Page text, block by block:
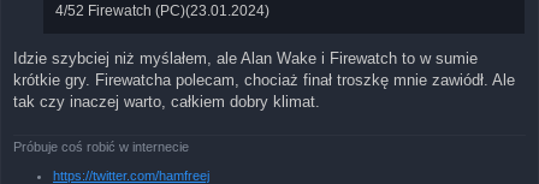
4/52 Firewatch (PC)(23.01.2024)
Idzie szybciej niż myślałem, ale Alan Wake i Firewatch to w sumie
krótkie gry. Firewatcha polecam, chociaż finał troszkę mnie zawiódł. Ale
tak czy inaczej warto, całkiem dobry klimat.
Próbuje coś robić w internecie
https://twitter.com/hamfreej